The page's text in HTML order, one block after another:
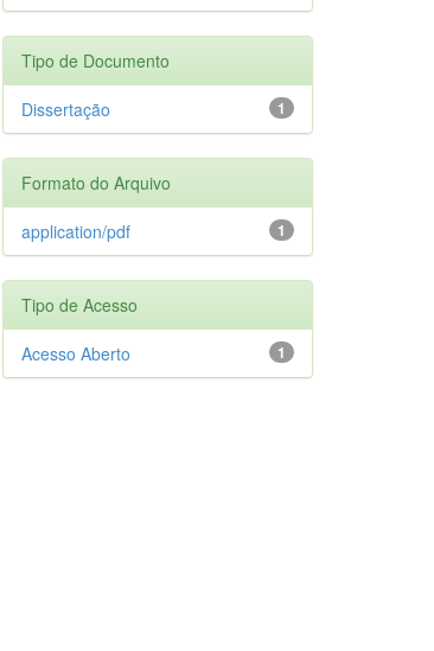
Tipo de Documento
1
Dissertação
Formato do Arquivo
1
application/pdf
Tipo de Acesso
1
Acesso Aberto